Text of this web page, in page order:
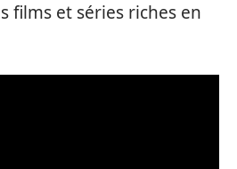
films et séries riches en